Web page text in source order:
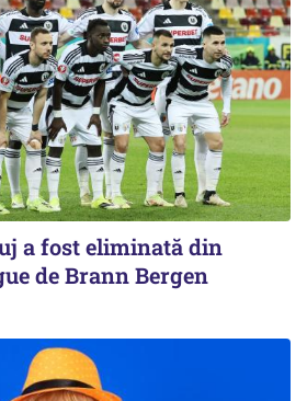
a fost eliminată din
de Brann Bergen